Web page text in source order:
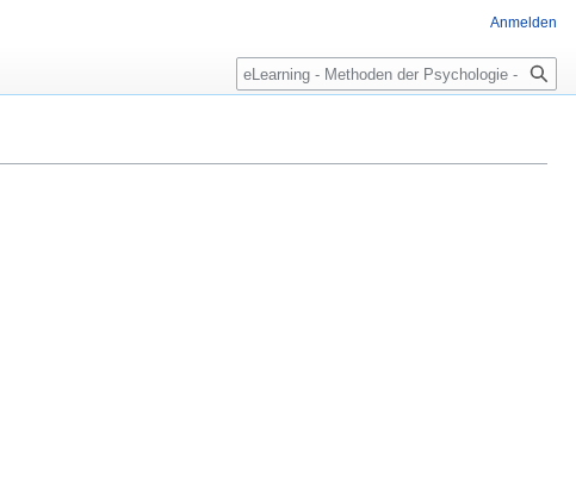
Anmelden
Suche